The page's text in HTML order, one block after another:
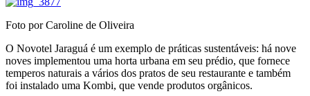
Foto por Caroline de Oliveira
O Novotel Jaraguá é um exemplo de práticas sustentáveis: há nove
noves implementou uma horta urbana em seu prédio, que fornece
temperos naturais a vários dos pratos de seu restaurante e também
foi instalado uma Kombi, que vende produtos orgânicos.